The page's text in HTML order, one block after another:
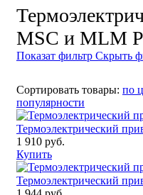
MSC и MLM
Показат фильтр Скрыть
Сортировать товары: по
популярности
Термоэлектрический
1 910 руб.
Купить
Термоэлектрический